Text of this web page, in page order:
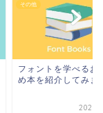
その他
フォントを学べるお
め本を紹介してみま
2021-